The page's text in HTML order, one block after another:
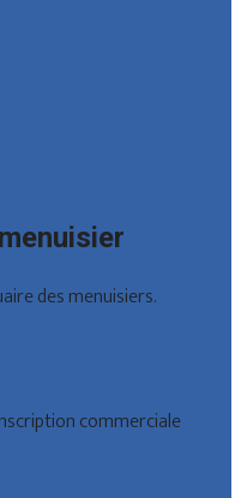
des menuisiers.
commerciale